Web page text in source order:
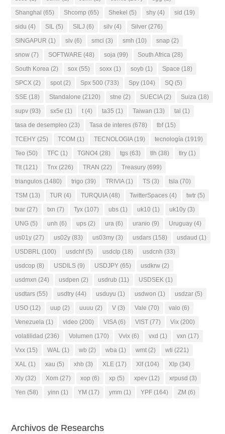
Shanghai (65) Shcomp (65) Shekel (5) shy (4) sid (19)
sidu (4) SIL (5) SILJ (6) silv (4) Silver (276)
SINGAPUR (1) slv (6) smci (3) smh (10) snap (2)
snow (7) SOFTWARE (48) soja (99) South Africa (28)
South Korea (2) sox (55) soxx (1) soyb (1) Space (18)
SPCX (2) spot (2) Spx 500 (733) Spy (104) SQ (5)
SSE (18) Standalone (2120) stne (2) SUECIA(2) Suiza (18)
supv (93) sx5e (1) t (4) ta35 (1) Taiwan (13) tal (1)
tasa de desempleo (23) Tasa de interes (678) tbf(15)
TCEHY (25) TCOM (1) TECNOLOGIA(19) tecnología (1919)
Teo (50) TFC (1) TGNO4 (28) tgs (63) tlh (38) tlry (1)
Tlt (121) Tnx (226) TRAN (22) Treasury (699)
triangulos (1480) trigo (39) TRIVIA(1) TS (3) tsla (70)
TSM (13) TUR (4) TURQUIA(48) TwitterSpaces (4) twtr (5)
txar (27) txn (7) Tyx (107) ubs (1) uk10 (1) uk10y (3)
UNG (5) unh (6) ups (2) ura (6) uranio (9) Uruguay (4)
us01y (27) us02y (83) us03my (3) usdars (158) usdaud (1)
USDBRL (100) usdchf(5) usdclp (18) usdcnh (33)
usdcop (8) USDILS (9) USDJPY (65) usdkrw (2)
usdmxn (24) usdpen (2) usdrub (11) USDSEK (1)
usdtars (55) usdtry (44) usduyu (1) usdwon (1) usdzar (5)
USO (12) uup (2) uuuu (2) V (3) Vale (70) valo (6)
Venezuela (1) video (200) VISA(6) VIST (77) Vix (200)
volatilidad (236) Volumen (170) Vvix (6) vxd (1) vxn (17)
Vxx (15) WAL (1) wb (2) wba (1) wmt (2) wti (221)
XAL (1) xau (5) xhb (3) XLE (17) Xlf(104) Xlp (34)
Xly (32) Xom (27) xop (6) xp (5) xpev (12) xrpusd (3)
Yen (58) yinn (1) YM (17) ymm (1) YPF (164) ZM (6)
Archivos de Researchs